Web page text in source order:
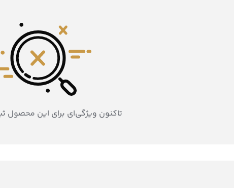
تاکنون ویژگی‌ای برای این